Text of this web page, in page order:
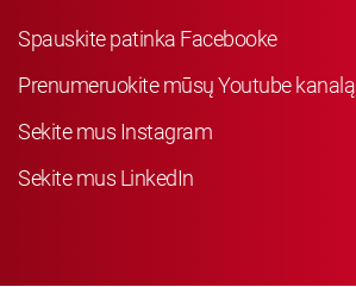
Spauskite patinka Facebooke
Prenumeruokite mūsų Youtube kanalą
Sekite mus Instagram
Sekite mus LinkedIn